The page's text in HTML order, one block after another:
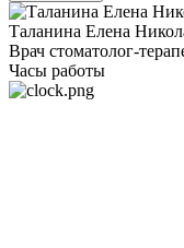
Таланина Елена
Врач стоматолог-
Часы работы